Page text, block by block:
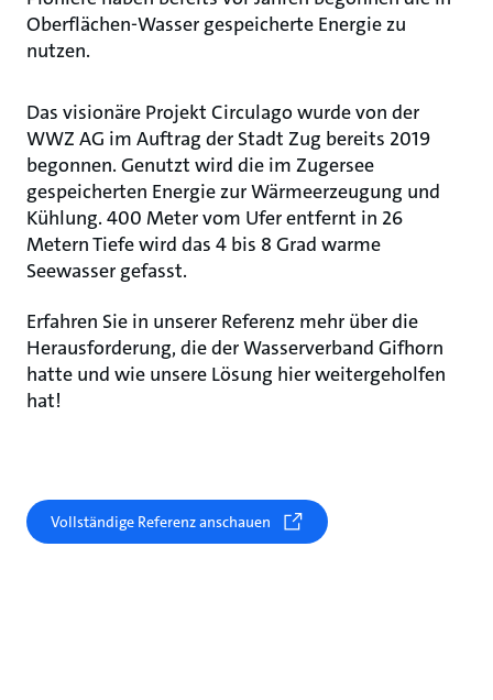
Oberflächen-Wasser gespeicherte Energie zu
nutzen.
Das visionäre Projekt Circulago wurde von der
WWZ AG im Auftrag der Stadt Zug bereits 2019
begonnen. Genutzt wird die im Zugersee
gespeicherten Energie zur Wärmeerzeugung und
Kühlung. 400 Meter vom Ufer entfernt in 26
Metern Tiefe wird das 4 bis 8 Grad warme
Seewasser gefasst.
Erfahren Sie in unserer Referenz mehr über die
Herausforderung, die der Wasserverband Gifhorn
hatte und wie unsere Lösung hier weitergeholfen
hat!
Vollständige Referenz anschauen